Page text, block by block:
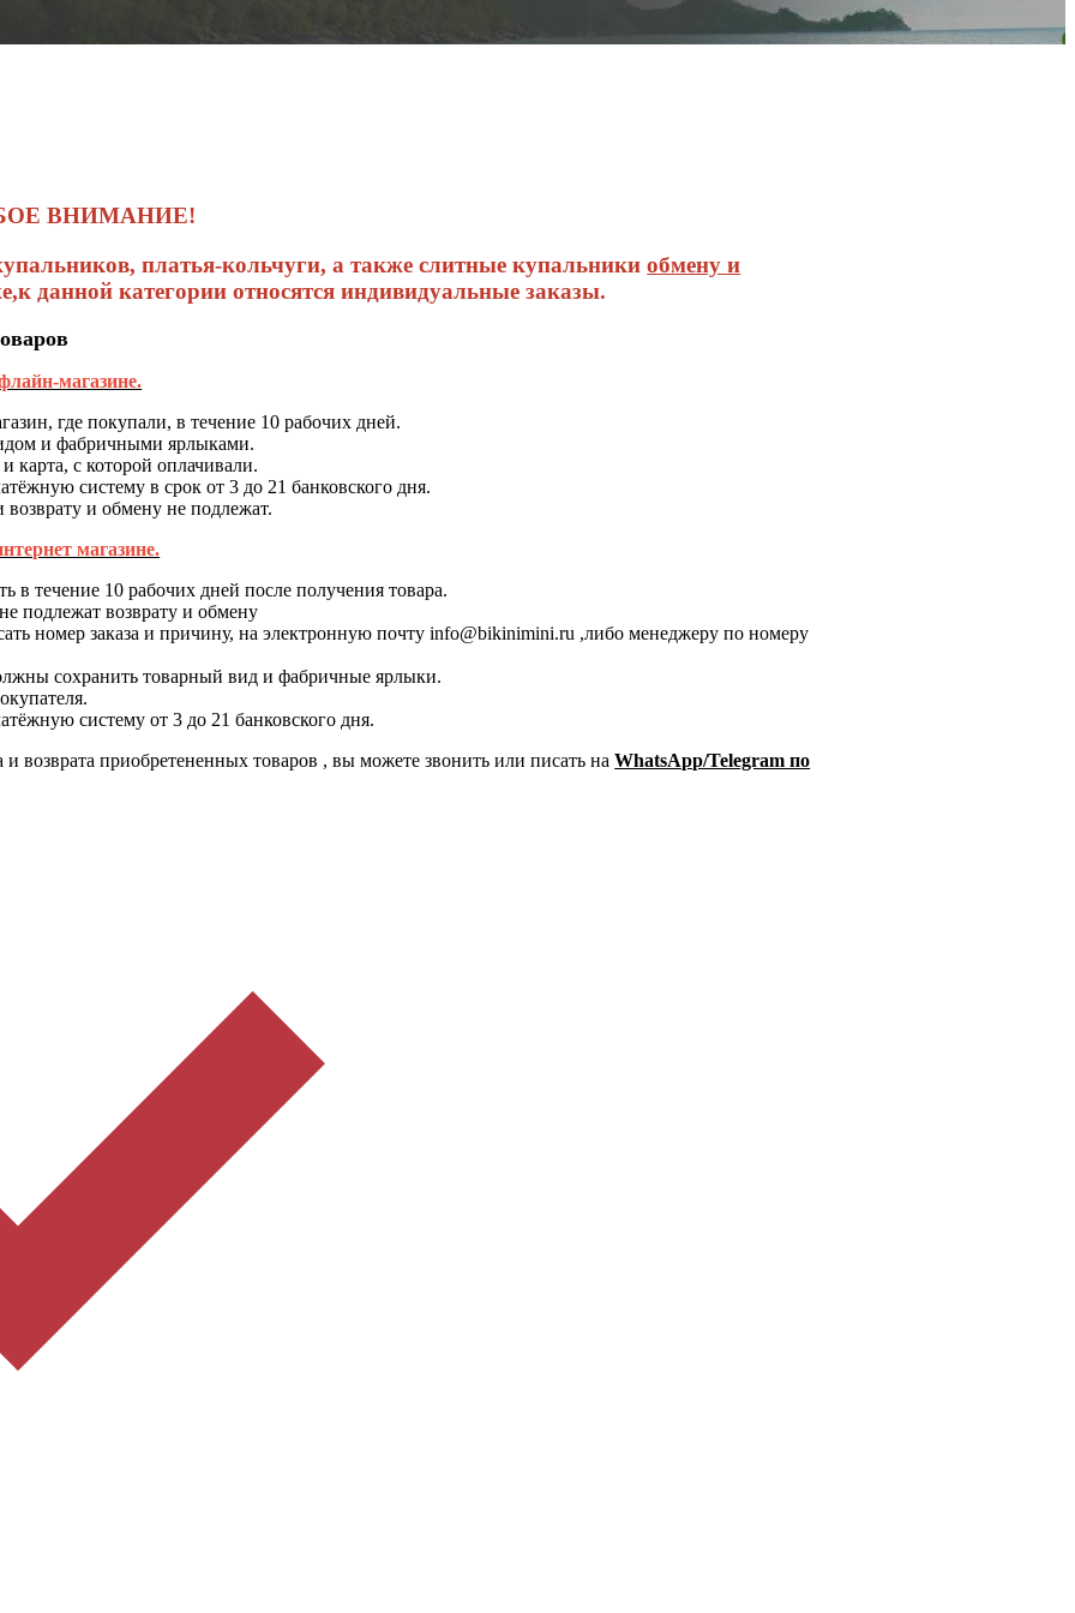
ВНИМАНИЕ!
платья-кольчуги, а также слитные купальникиобмену и
данной категории относятся индивидуальные заказы.
магазине.
где покупали, в течение 10 рабочих дней.
и фабричными ярлыками.
карта, с которой оплачивали.
систему в срок от 3 до 21 банковского дня.
и обмену не подлежат.
магазине.
в течение 10 рабочих дней после получения товара.
подлежат возврату и обмену
номер заказа и причину, на электронную почтуinfo@bikinimini.ru ,либо менеджеру по номеру
сохранить товарный вид и фабричные ярлыки.
систему от 3 до 21 банковского дня.
возврата приобретененных товаров , вы можете звонить или писать на WhatsApp/Telegram по